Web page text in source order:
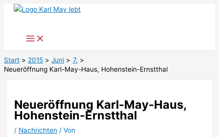
Zum
Start 2015 Juni
7.
Neueröffnung Karl-May-Haus, Hohenstein-Ernstthal
Neueröffnung Karl-May-Haus,
Hohenstein-Ernstthal
/ Nachrichten / Von